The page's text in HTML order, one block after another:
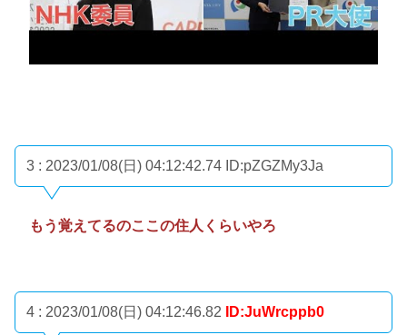
3 : 2023/01/08(日) 04:12:42.74 ID:pZGZMy3Ja
もう覚えてるのここの住人くらいやろ
4 : 2023/01/08(日) 04:12:46.82 ID:JuWrcppb0